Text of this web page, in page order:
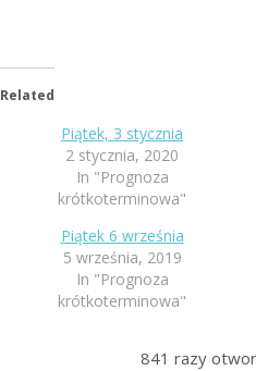
Related
Piątek, 3 stycznia
2 stycznia, 2020
In "Prognoza
krótkoterminowa"
Piątek 6 września
5 września, 2019
In "Prognoza
krótkoterminowa"
841 razy